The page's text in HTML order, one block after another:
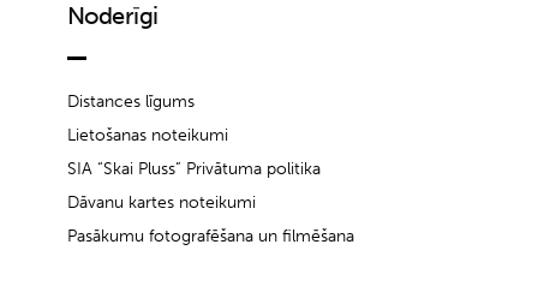
Noderīgi
Distances līgums
Lietošanas noteikumi
SIA “Skai Pluss” Privātuma politika
Dāvanu kartes noteikumi
Pasākumu fotografēšana un filmēšana